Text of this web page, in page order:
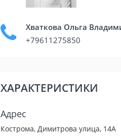
Хваткова Ольга
+79611275850
ХАРАКТЕРИСТИКИ
Адрес
Кострома, Димитрова улица, 14А